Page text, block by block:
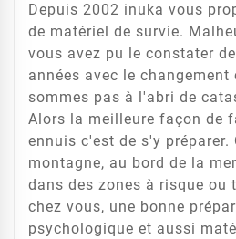
Depuis 2002 inuka vous
de matériel de survie.
vous avez pu le constater
années avec le
sommes pas à l'abri de
Alors la meilleure façon de
ennuis c'est de s'y préparer.
montagne, au bord de la
dans des zones à risque ou
chez vous, une bonne
psychologique et aussi